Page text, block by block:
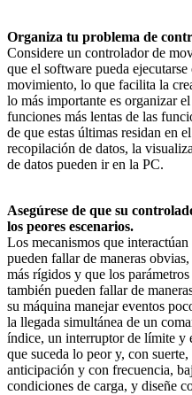
Organiza tu problema de
Considere un controlador de
que el software pueda
movimiento, lo que facilita la
lo más importante es organizar
funciones más lentas de las
de que estas últimas residan en
recopilación de datos, la
de datos pueden ir en la PC.
Asegúrese de que su
los peores escenarios.
Los mecanismos que
pueden fallar de maneras
más rígidos y que los
también pueden fallar de
su máquina manejar eventos
la llegada simultánea de un
índice, un interruptor de límite y
que suceda lo peor y, con
anticipación y con frecuencia,
condiciones de carga, y diseñe